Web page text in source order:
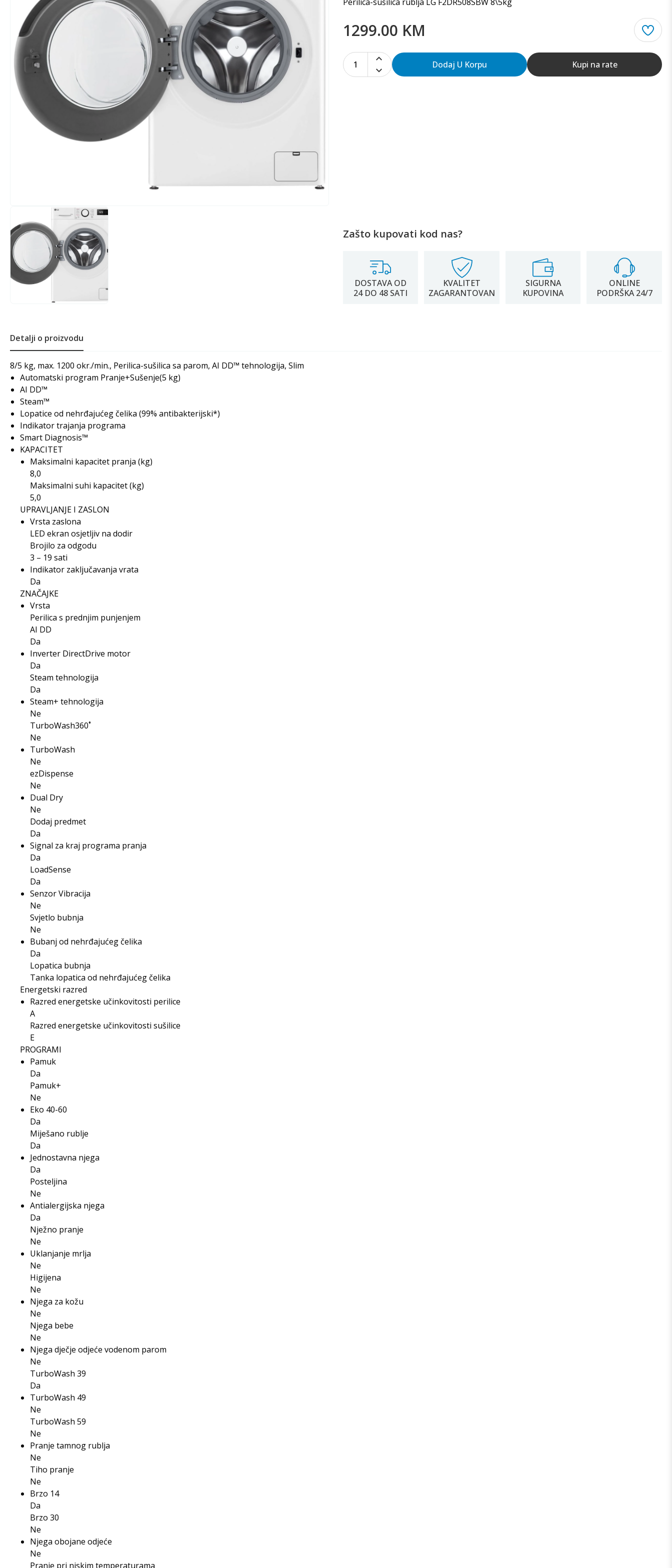
1299.00 KM
1 Dodaj U Korpu Kupi na rate
Zašto kupovati kod nas?
DOSTAVA OD
24 DO 48 SATI
KVALITET
ZAGARANTOVAN
SIGURNA
KUPOVINA
ONLINE
PODRŠKA 24/7
Detalji o proizvodu
8/5 kg, max. 1200 okr./min., Perilica-sušilica sa parom, AI DD™ tehnologija, Slim
Automatski program Pranje+Sušenje(5 kg)
AI DD™
Steam™
Lopatice od nehrđajućeg čelika (99% antibakterijski*)
Indikator trajanja programa
Smart Diagnosis™
KAPACITET
Maksimalni kapacitet pranja (kg)
8,0
Maksimalni suhi kapacitet (kg)
5,0
UPRAVLJANJE I ZASLON
Vrsta zaslona
LED ekran osjetljiv na dodir
Brojilo za odgodu
3 – 19 sati
Indikator zaključavanja vrata
Da
ZNAČAJKE
Vrsta
Perilica s prednjim punjenjem
AI DD
Da
Inverter DirectDrive motor
Da
Steam tehnologija
Da
Steam+ tehnologija
Ne
TurboWash360˚
Ne
TurboWash
Ne
ezDispense
Ne
Dual Dry
Ne
Dodaj predmet
Da
Signal za kraj programa pranja
Da
LoadSense
Da
Senzor Vibracija
Ne
Svjetlo bubnja
Ne
Bubanj od nehrđajućeg čelika
Da
Lopatica bubnja
Tanka lopatica od nehrđajućeg čelika
Energetski razred
Razred energetske učinkovitosti perilice
A
Razred energetske učinkovitosti sušilice
E
PROGRAMI
Pamuk
Da
Pamuk+
Ne
Eko 40-60
Da
Miješano rublje
Da
Jednostavna njega
Da
Posteljina
Ne
Antialergijska njega
Da
Nježno pranje
Ne
Uklanjanje mrlja
Ne
Higijena
Ne
Njega za kožu
Ne
Njega bebe
Ne
Njega dječje odjeće vodenom parom
Ne
TurboWash 39
Da
TurboWash 49
Ne
TurboWash 59
Ne
Pranje tamnog rublja
Ne
Tiho pranje
Ne
Brzo 14
Da
Brzo 30
Ne
Njega obojane odjeće
Ne
Pranje pri niskim temperaturama